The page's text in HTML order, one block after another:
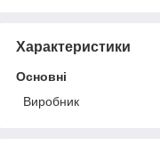
Характеристики
Основні
Виробник